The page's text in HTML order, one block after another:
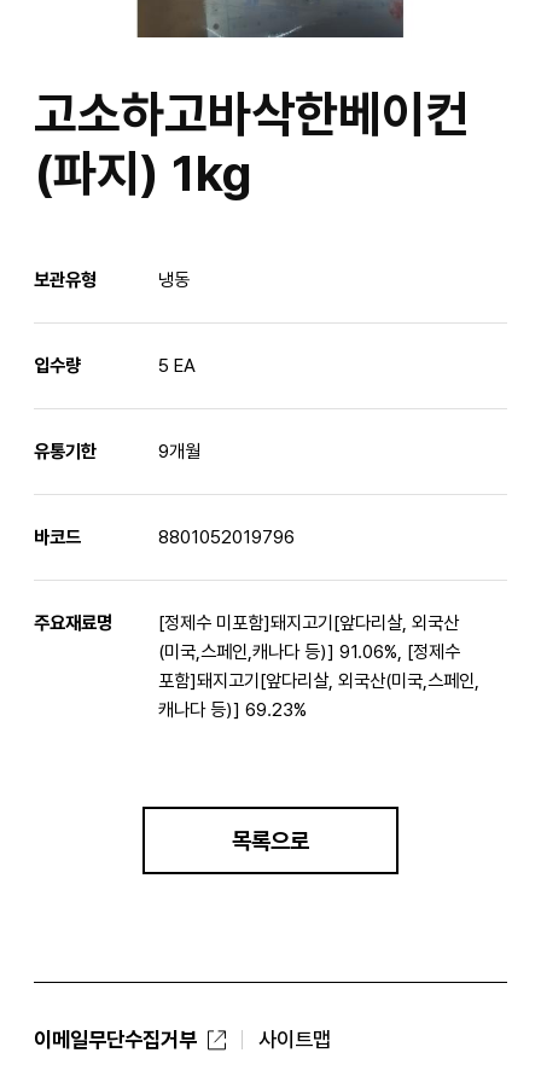
고소하고바삭한베이컨
(파지) 1kg
보관유형 냉동
입수량 5 EA
유통기한 9개월
바코드 8801052019796
주요재료명
[정제수 미포함]돼지고기[앞다리살, 외국산
(미국,스페인,캐나다 등)] 91.06%, [정제수
포함]돼지고기[앞다리살, 외국산(미국,스페인,
캐나다 등)] 69.23%
목록으로
이메일무단수집거부 사이트맵